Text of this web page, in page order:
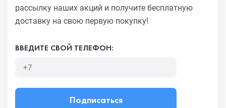
рассылку наших акций и получите бесплатную
доставку на свою первую покупку!
ВВЕДИТЕ СВОЙ ТЕЛЕФОН:
Подписаться